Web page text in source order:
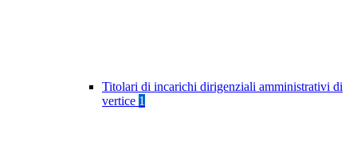
Titolari di incarichi dirigenziali amministrativi di
vertice 1